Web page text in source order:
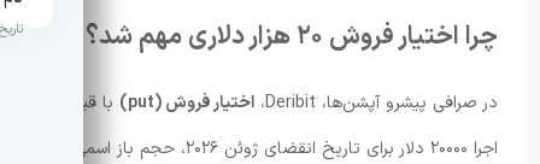
تاریخ چرا اختیار فروش ۲۰ هزار دلاری مهم شد؟
در صرافی پیشرو آپشن‌ها، Deribit، اختیار فروش (put)
با قیمت
اجرا ۲۰۰۰۰ دلار برای تاریخ انقضای ژوئن ۲۰۲۶، حجم باز اسمی